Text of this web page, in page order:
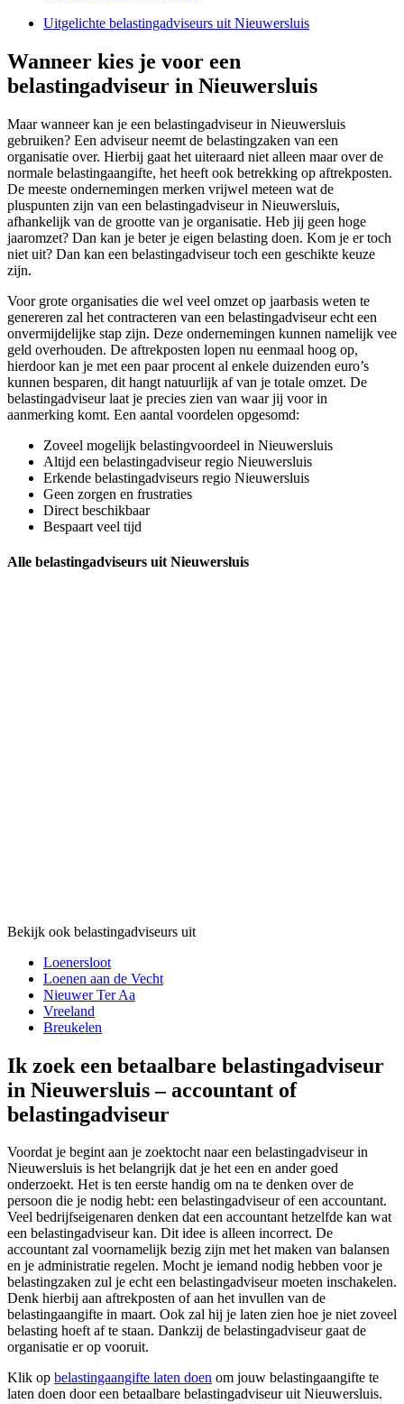
Uitgelichte belastingadviseurs uit Nieuwersluis
Wanneer kies je voor een
belastingadviseur in Nieuwersluis
Maar wanneer kan je een belastingadviseur in Nieuwersluis
gebruiken? Een adviseur neemt de belastingzaken van een
organisatie over. Hierbij gaat het uiteraard niet alleen maar over de
normale belastingaangifte, het heeft ook betrekking op aftrekposten.
De meeste ondernemingen merken vrijwel meteen wat de
pluspunten zijn van een belastingadviseur in Nieuwersluis,
afhankelijk van de grootte van je organisatie. Heb jij geen hoge
jaaromzet? Dan kan je beter je eigen belasting doen. Kom je er toch
niet uit? Dan kan een belastingadviseur toch een geschikte keuze
zijn.
Voor grote organisaties die wel veel omzet op jaarbasis weten te
genereren zal het contracteren van een belastingadviseur echt een
onvermijdelijke stap zijn. Deze ondernemingen kunnen namelijk vee
geld overhouden. De aftrekposten lopen nu eenmaal hoog op,
hierdoor kan je met een paar procent al enkele duizenden euro’s
kunnen besparen, dit hangt natuurlijk af van je totale omzet. De
belastingadviseur laat je precies zien van waar jij voor in
aanmerking komt. Een aantal voordelen opgesomd:
Zoveel mogelijk belastingvoordeel in Nieuwersluis
Altijd een belastingadviseur regio Nieuwersluis
Erkende belastingadviseurs regio Nieuwersluis
Geen zorgen en frustraties
Direct beschikbaar
Bespaart veel tijd
Alle belastingadviseurs uit Nieuwersluis
Bekijk ook belastingadviseurs uit
Loenersloot
Loenen aan de Vecht
Nieuwer Ter Aa
Vreeland
Breukelen
Ik zoek een betaalbare belastingadviseur
in Nieuwersluis – accountant of
belastingadviseur
Voordat je begint aan je zoektocht naar een belastingadviseur in
Nieuwersluis is het belangrijk dat je het een en ander goed
onderzoekt. Het is ten eerste handig om na te denken over de
persoon die je nodig hebt: een belastingadviseur of een accountant.
Veel bedrijfseigenaren denken dat een accountant hetzelfde kan wat
een belastingadviseur kan. Dit idee is alleen incorrect. De
accountant zal voornamelijk bezig zijn met het maken van balansen
en je administratie regelen. Mocht je iemand nodig hebben voor je
belastingzaken zul je echt een belastingadviseur moeten inschakelen.
Denk hierbij aan aftrekposten of aan het invullen van de
belastingaangifte in maart. Ook zal hij je laten zien hoe je niet zoveel
belasting hoeft af te staan. Dankzij de belastingadviseur gaat de
organisatie er op vooruit.
Klik op belastingaangifte laten doen om jouw belastingaangifte te
laten doen door een betaalbare belastingadviseur uit Nieuwersluis.